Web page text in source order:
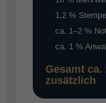
1,2 %
ca. 1–2 %
ca. 1 %
Gesamt ca.
zusätzlich